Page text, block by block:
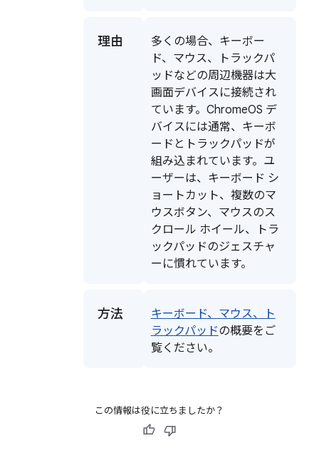
理由
多くの場合、キーボー
ド、マウス、トラックパ
ッドなどの周辺機器は大
画面デバイスに接続され
ています。ChromeOS デ
バイスには通常、キーボ
ードとトラックパッドが
組み込まれています。ユ
ーザーは、キーボード シ
ョートカット、複数のマ
ウスボタン、マウスのス
クロール ホイール、トラ
ックパッドのジェスチャ
ーに慣れています。
方法
キーボード、マウス、ト
ラックパッドの概要をご
覧ください。
この情報は役に立ちましたか？